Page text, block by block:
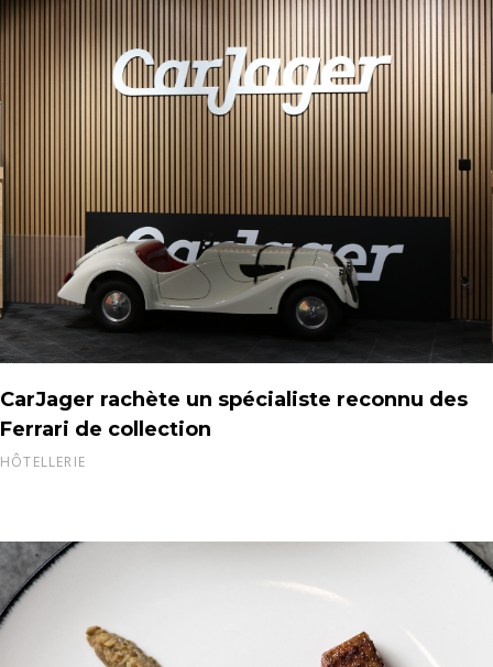
CarJager rachète un spécialiste reconnu des
Ferrari de collection
HÔTELLERIE